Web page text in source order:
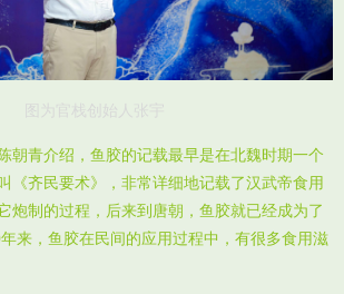
图为官栈创始人张宇
朝青介绍，鱼胶的记载最早是在北魏时期一个
《齐民要术》，非常详细地记载了汉武帝食用
炮制的过程，后来到唐朝，鱼胶就已经成为了
来，鱼胶在民间的应用过程中，有很多食用滋